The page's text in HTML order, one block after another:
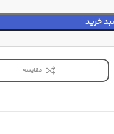
خرید
مقایسه